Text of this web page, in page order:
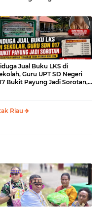
Jual Buku LKS di
Guru UPT SD Negeri
Bukit Payung Jadi Sorotan,
Riau